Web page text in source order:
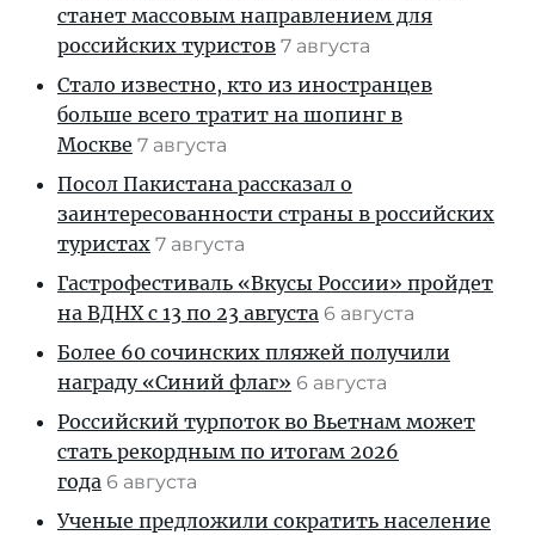
станет массовым направлением для
российских туристов 7 августа
Стало известно, кто из иностранцев
больше всего тратит на шопинг в
Москве 7 августа
Посол Пакистана рассказал о
заинтересованности страны в российских
туристах 7 августа
Гастрофестиваль «Вкусы России» пройдет
на ВДНХ с 13 по 23 августа 6 августа
Более 60 сочинских пляжей получили
награду «Синий флаг» 6 августа
Российский турпоток во Вьетнам может
стать рекордным по итогам 2026
года 6 августа
Ученые предложили сократить население